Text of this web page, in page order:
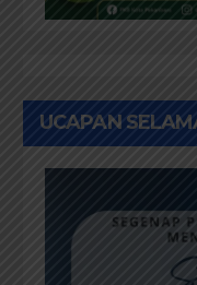
UCAPAN